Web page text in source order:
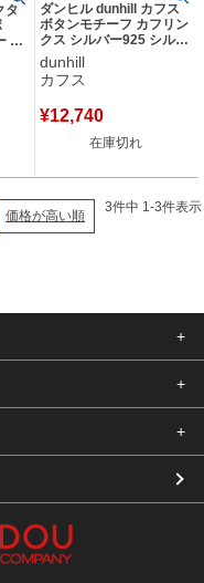
タ
サ
ダンヒル dunhill カフス
ボタンモチーフ カフリン
クス シルバー925 シルバ
ー SV925 【ケース】
【中古】
dunhill
カフス
¥12,740
在庫切れ
価格が高い順
3件中 1 -3件表示